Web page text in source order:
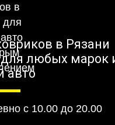
в Рязани
любых марок
авто
с 10.00 до 20.00